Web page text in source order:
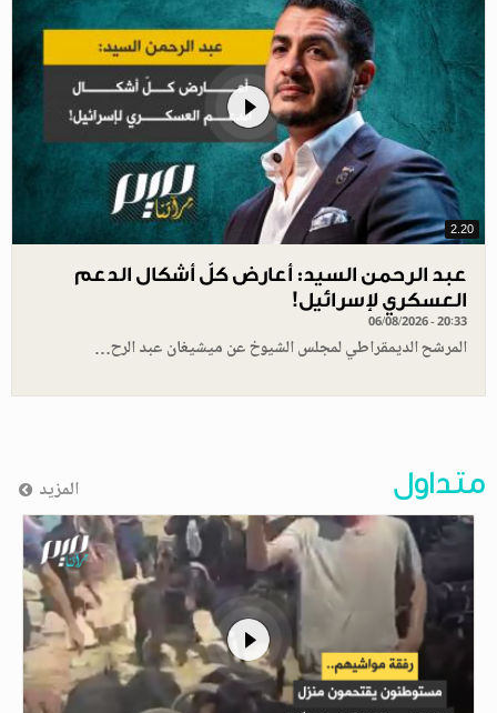
2.20
عبد الرحمن السيد: أعارض كلّ أشكال الدعم
العسكري لإسرائيل!
06/08/2026 - 20:33
المرشح الديمقراطي لمجلس الشيوخ عن ميشيغان عبد الرح…
متداول المزيد